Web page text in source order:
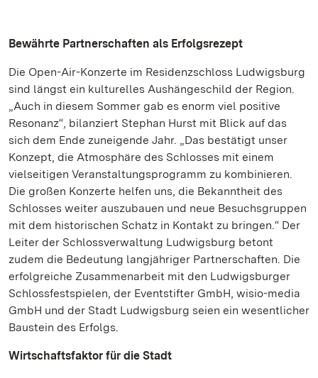
Bewährte Partnerschaften als Erfolgsrezept
Die Open-Air-Konzerte im Residenzschloss Ludwigsburg
sind längst ein kulturelles Aushängeschild der Region.
„Auch in diesem Sommer gab es enorm viel positive
Resonanz“, bilanziert Stephan Hurst mit Blick auf das
sich dem Ende zuneigende Jahr. „Das bestätigt unser
Konzept, die Atmosphäre des Schlosses mit einem
vielseitigen Veranstaltungsprogramm zu kombinieren.
Die großen Konzerte helfen uns, die Bekanntheit des
Schlosses weiter auszubauen und neue Besuchsgruppen
mit dem historischen Schatz in Kontakt zu bringen.“ Der
Leiter der Schlossverwaltung Ludwigsburg betont
zudem die Bedeutung langjähriger Partnerschaften. Die
erfolgreiche Zusammenarbeit mit den Ludwigsburger
Schlossfestspielen, der Eventstifter GmbH, wisio-media
GmbH und der Stadt Ludwigsburg seien ein wesentlicher
Baustein des Erfolgs.
Wirtschaftsfaktor für die Stadt